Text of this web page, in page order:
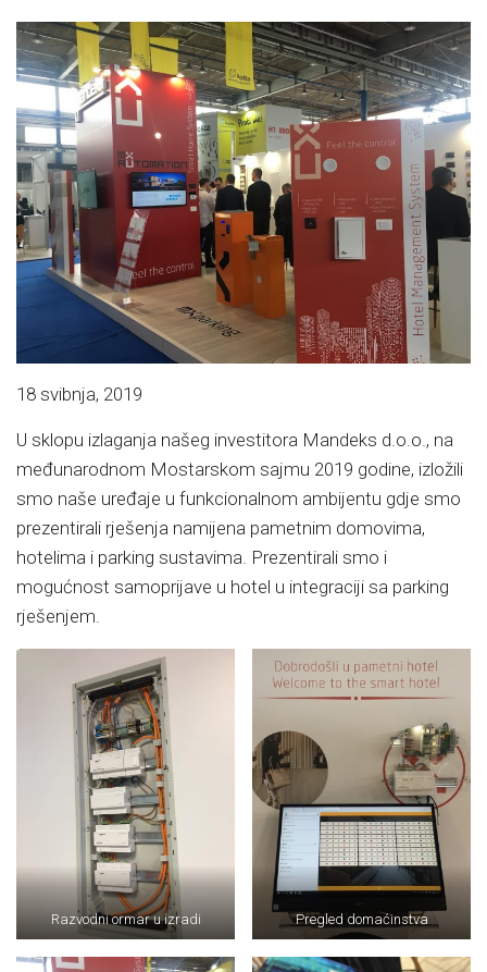
18 svibnja, 2019
U sklopu izlaganja našeg investitora Mandeks d.o.o., na
međunarodnom Mostarskom sajmu 2019 godine, izložili
smo naše uređaje u funkcionalnom ambijentu gdje smo
prezentirali rješenja namijena pametnim domovima,
hotelima i parking sustavima. Prezentirali smo i
mogućnost samoprijave u hotel u integraciji sa parking
rješenjem.
Razvodni ormar u izradi Pregled domaćinstva